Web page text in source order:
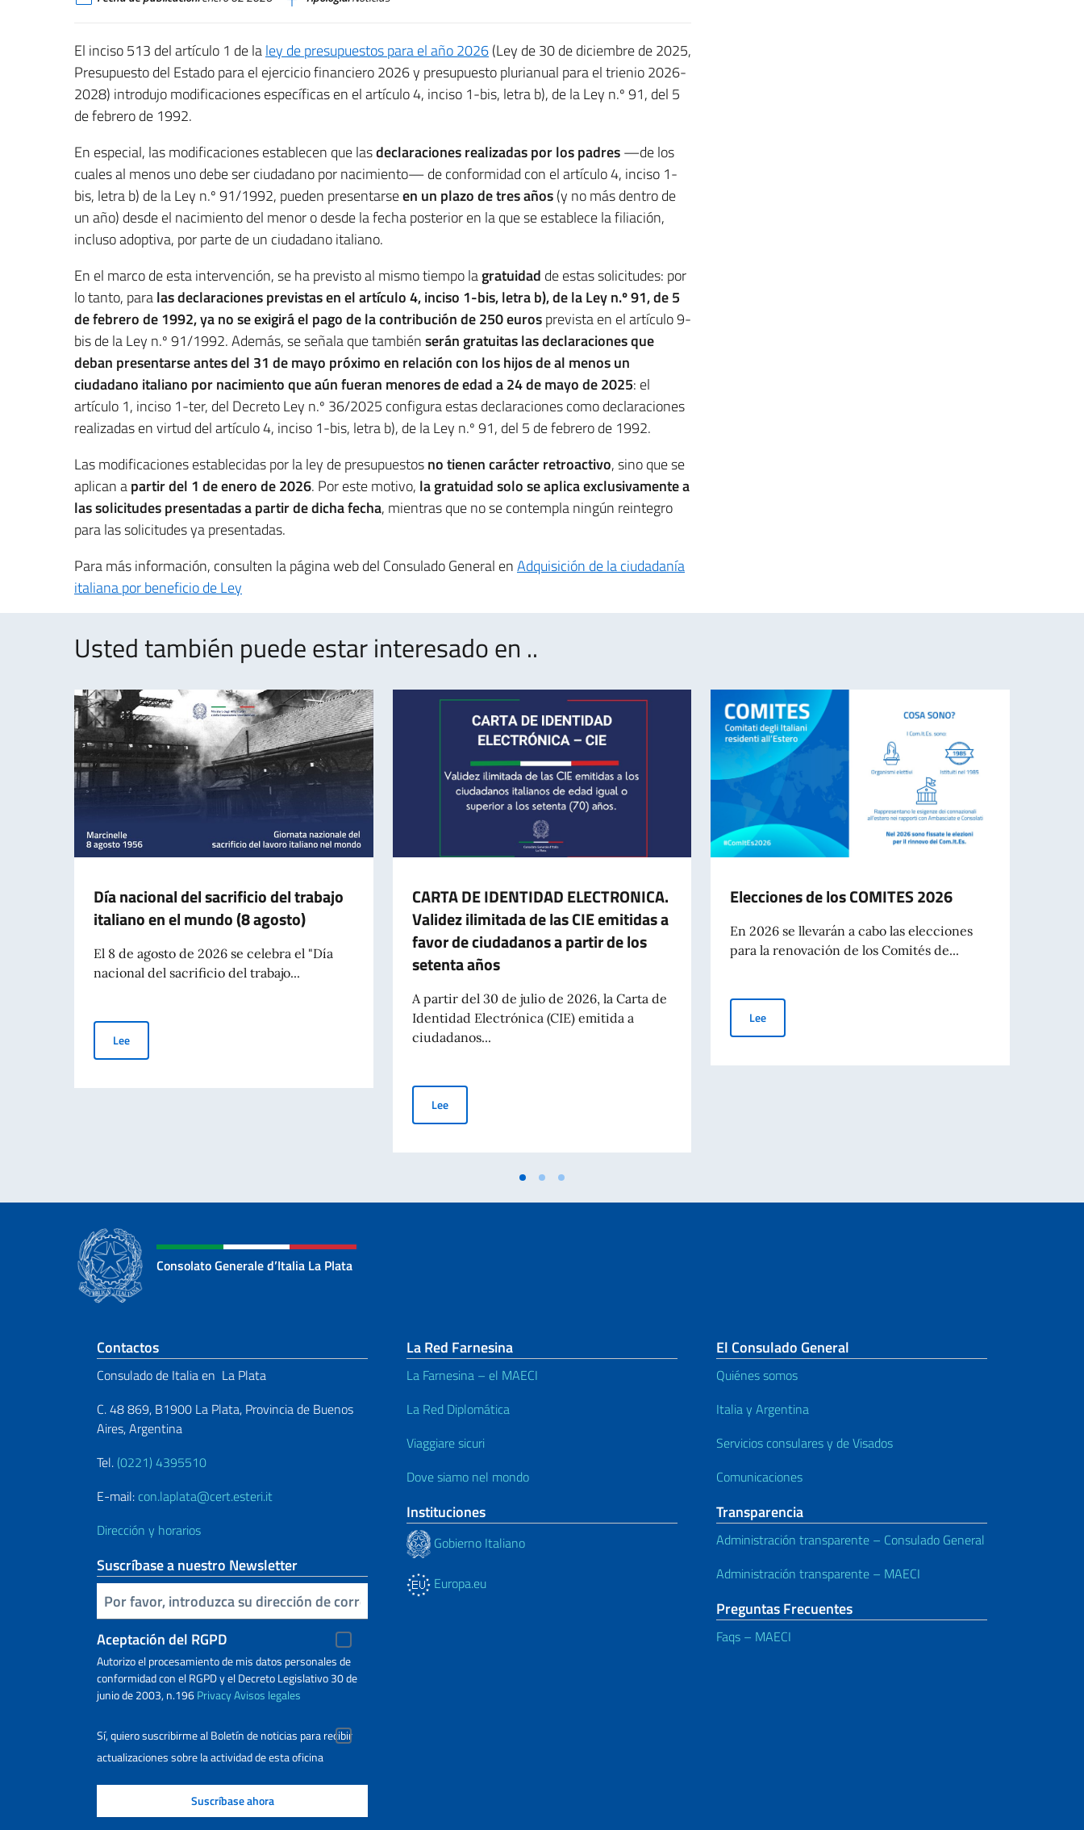
El inciso 513 del artículo 1 de laley de presupuestos para el año 2026(Ley de 30 de diciembre de 2025,
Presupuesto del Estado para el ejercicio financiero 2026 y presupuesto plurianual para el trienio 2026-
2028) introdujo modificaciones específicas en el artículo 4, inciso 1-bis, letra b), de la Ley n.º 91, del 5
de febrero de 1992.
En especial, las modificaciones establecen que lasdeclaraciones realizadas por los padres—de los
cuales al menos uno debe ser ciudadano por nacimiento— de conformidad con el artículo 4, inciso 1-
bis, letra b) de la Ley n.º 91/1992, pueden presentarseen un plazo de tres años(y no más dentro de
un año) desde el nacimiento del menor o desde la fecha posterior en la que se establece la filiación,
incluso adoptiva, por parte de un ciudadano italiano.
En el marco de esta intervención, se ha previsto al mismo tiempo lagratuidad de estas solicitudes: por
lo tanto, paralas declaraciones previstas en el artículo 4, inciso 1-bis, letra b), de la Ley n.º 91, de 5
de febrero de 1992, ya no se exigirá el pago de la contribución de 250 eurosprevista en el artículo 9-
bis de la Ley n.º 91/1992. Además, se señala que tambiénserán gratuitas las declaraciones que
deban presentarse antes del 31 de mayo próximo en relación con los hijos de al menos un
ciudadano italiano por nacimiento que aún fueran menores de edad a 24 de mayo de 2025: el
artículo 1, inciso 1-ter, del Decreto Ley n.º 36/2025 configura estas declaraciones como declaraciones
realizadas en virtud del artículo 4, inciso 1-bis, letra b), de la Ley n.º 91, del 5 de febrero de 1992.
Las modificaciones establecidas por la ley de presupuestosno tienen carácter retroactivo, sino que se
aplican apartir del 1 de enero de 2026. Por este motivo, la gratuidad solo se aplica exclusivamente a
las solicitudes presentadas a partir de dicha fecha, mientras que no se contempla ningún reintegro
para las solicitudes ya presentadas.
Para más información, consulten la página web del Consulado General enAdquisición de la ciudadanía
italiana por beneficio de Ley
Usted también puede estar interesado en ..
Día nacional del sacrificio del trabajo
italiano en el mundo (8 agosto)
El 8 de agosto de 2026 se celebra el "Día
nacional del sacrificio del trabajo...
LeeDía nacional del sacrificio del trabajo italiano en el mundo (8 agosto)
CARTA DE IDENTIDAD ELECTRONICA.
Validez ilimitada de las CIE emitidas a
favor de ciudadanos a partir de los
setenta años
A partir del 30 de julio de 2026, la Carta de
Identidad Electrónica (CIE) emitida a
ciudadanos...
LeeCARTA DE IDENTIDAD ELECTRONICA. Validez ilimitada de las CIE emitidas a favor de ciudadanos a partir de los setenta años
Elecciones de los COMITES 2026
En 2026 se llevarán a cabo las elecciones
para la renovación de los Comités de...
LeeElecciones de los COMITES 2026
Consolato Generale d’Italia La Plata
Sezione footer
Contactos
Consulado de Italia en La Plata
C. 48 869, B1900 La Plata, Provincia de Buenos
Aires, Argentina
Tel. (0221) 4395510
E-mail: con.laplata@cert.esteri.it
Dirección y horarios
Suscríbase a nuestro Newsletter
Inserta tu correo electronico
Aceptación del RGPD
Autorizo ​​el procesamiento de mis datos personales de
conformidad con el RGPD y el Decreto Legislativo 30 de
junio de 2003, n.196PrivacyAvisos legales
Sí, quiero suscribirme al Boletín de noticias para recibir
actualizaciones sobre la actividad de esta oficina
La Red Farnesina
La Farnesina – el MAECI
La Red Diplomática
Viaggiare sicuri
Dove siamo nel mondo
Instituciones
Gobierno Italiano
Europa.eu
El Consulado General
Quiénes somos
Italia y Argentina
Servicios consulares y de Visados
Comunicaciones
Transparencia
Administración transparente – Consulado General
Administración transparente – MAECI
Preguntas Frecuentes
Faqs – MAECI